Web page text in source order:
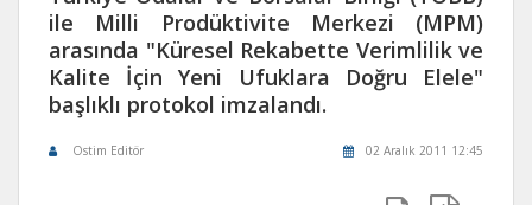
ile Milli Prodüktivite Merkezi (MPM)
arasında "Küresel Rekabette Verimlilik ve
Kalite İçin Yeni Ufuklara Doğru Elele"
başlıklı protokol imzalandı.
Ostim Editör 02 Aralık 2011 12:45